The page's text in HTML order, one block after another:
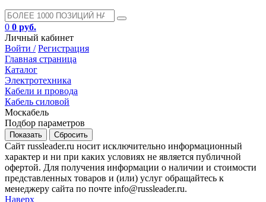
0 0 руб.
Личный кабинет
Войти / Регистрация
Главная страница
Каталог
Электротехника
Кабели и провода
Кабель силовой
Москабель
Подбор параметров
Сайт russleader.ru носит исключительно информационный
характер и ни при каких условиях не является публичной
офертой. Для получения информации о наличии и стоимости
представленных товаров и (или) услуг обращайтесь к
менеджеру сайта по почте info@russleader.ru.
Наверх